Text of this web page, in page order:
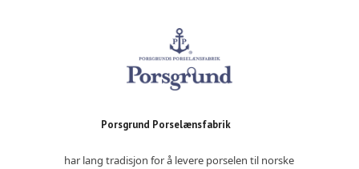
Porsgrund Porselænsfabrik
har lang tradisjon for å levere porselen til norske